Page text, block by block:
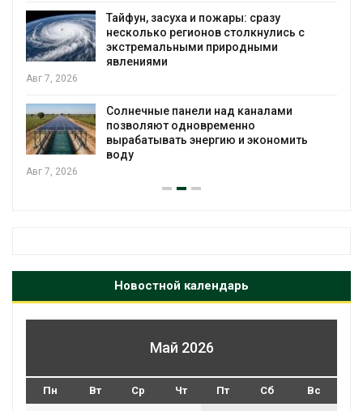
с
МЕГА и ВкусВилл установили
экообменники для сбора
воду из воздуха с помощью
Авг 6, 2026
Новостной календарь
Май 2026
Пн Вт Ср Чт Пт Сб Вс